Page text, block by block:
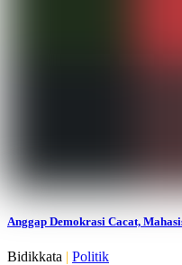
Anggap Demokrasi Cacat,
Bidikkata | Politik